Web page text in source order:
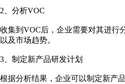
2、分析VOC
收集到VOC后，企业需要对其进行
以及市场趋势。
3、制定新产品研发计划
根据分析结果，企业可以制定新产